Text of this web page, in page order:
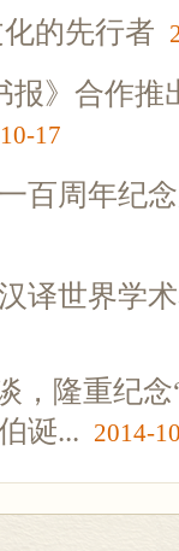
的先行者
报》合作推
17
百周年纪
译世界学
，隆重纪
诞... 2014-